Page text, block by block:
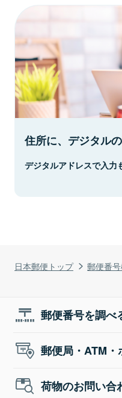
日本郵便トップ 郵便番
住所に、デジタルの
デジタルアドレスで入力
郵便番号を調べ
郵便局・ATM
荷物のお問い合